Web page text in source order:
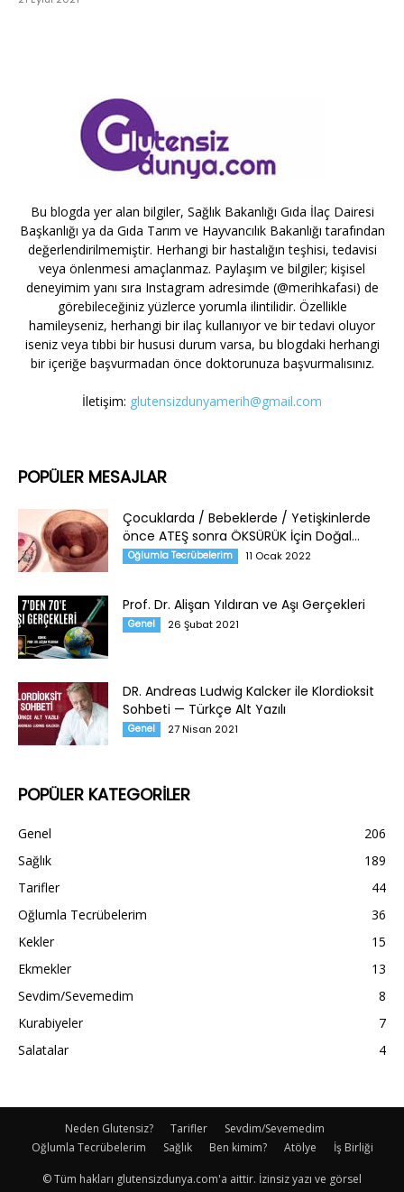
Bu blogda yer alan bilgiler, Sağlık Bakanlığı Gıda İlaç Dairesi
Başkanlığı ya da Gıda Tarım ve Hayvancılık Bakanlığı tarafından
değerlendirilmemiştir. Herhangi bir hastalığın teşhisi, tedavisi
veya önlenmesi amaçlanmaz. Paylaşım ve bilgiler; kişisel
deneyimim yanı sıra Instagram adresimde (@merihkafasi) de
görebileceğiniz yüzlerce yorumla ilintilidir. Özellikle
hamileyseniz, herhangi bir ilaç kullanıyor ve bir tedavi oluyor
iseniz veya tıbbi bir hususi durum varsa, bu blogdaki herhangi
bir içeriğe başvurmadan önce doktorunuza başvurmalısınız.
İletişim: glutensizdunyamerih@gmail.com
POPÜLER MESAJLAR
Çocuklarda / Bebeklerde / Yetişkinlerde
önce ATEŞ sonra ÖKSÜRÜK İçin Doğal...
Oğlumla Tecrübelerim 11 Ocak 2022
Prof. Dr. Alişan Yıldıran ve Aşı Gerçekleri
Genel 26 Şubat 2021
DR. Andreas Ludwig Kalcker ile Klordioksit
Sohbeti — Türkçe Alt Yazılı
Genel 27 Nisan 2021
POPÜLER KATEGORİLER
Genel
206
Sağlık
189
Tarifler
44
Oğlumla Tecrübelerim
36
Kekler
15
Ekmekler
13
Sevdim/Sevemedim
8
Kurabiyeler
7
Salatalar
4
Neden Glutensiz? Tarifler
Sevdim/Sevemedim
Oğlumla Tecrübelerim
Sağlık Ben kimim? Atölye İş Birliği
© Tüm hakları glutensizdunya.com'a aittir. İzinsiz yazı ve görsel